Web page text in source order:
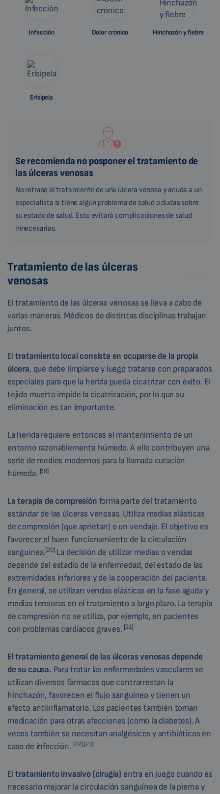
Infección Dolor crónico Hinchazón y fiebre
Erisipela
Se recomienda no posponer el tratamiento de
las úlceras venosas
No retrase el tratamiento de una úlcera venosa y acuda a un
especialista si tiene algún problema de salud o dudas sobre
su estado de salud. Esto evitará complicaciones de salud
innecesarias.
Tratamiento de las úlceras
venosas
El tratamiento de las úlceras venosas se lleva a cabo de
varias maneras. Médicos de distintas disciplinas trabajan
juntos.
Eltratamiento local consiste en ocuparse de la propia
úlcera, que debe limpiarse y luego tratarse con preparados
especiales para que la herida pueda cicatrizar con éxito. El
tejido muerto impide la cicatrización, por lo que su
eliminación es tan importante.
La herida requiere entonces el mantenimiento de un
entorno razonablemente húmedo. A ello contribuyen una
serie de medios modernos para la llamada curación
húmeda. [19]
La terapia de compresión forma parte del tratamiento
estándar de las úlceras venosas. Utiliza medias elásticas
de compresión (que aprietan) o un vendaje. El objetivo es
favorecer el buen funcionamiento de la circulación
sanguínea.[20]La decisión de utilizar medias o vendas
depende del estadio de la enfermedad, del estado de las
extremidades inferiores y de la cooperación del paciente.
En general, se utilizan vendas elásticas en la fase aguda y
medias tensoras en el tratamiento a largo plazo. La terapia
de compresión no se utiliza, por ejemplo, en pacientes
con problemas cardíacos graves. [21]
El tratamiento general de las úlceras venosas depende
de su causa. Para tratar las enfermedades vasculares se
utilizan diversos fármacos que contrarrestan la
hinchazón, favorecen el flujo sanguíneo y tienen un
efecto antiinflamatorio. Los pacientes también toman
medicación para otras afecciones (como la diabetes). A
veces también se necesitan analgésicos y antibióticos en
caso de infección. [22],[23]
Eltratamiento invasivo (cirugía) entra en juego cuando es
necesario mejorar la circulación sanguínea de la pierna y